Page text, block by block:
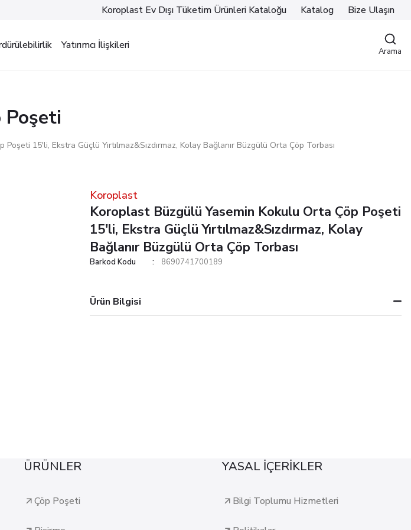
Koroplast Ev Dışı Tüketim Ürünleri Kataloğu Katalog Bize Ulaşın
Yatırımcı İlişkileri Arama
Poşeti
15'li, Ekstra Güçlü Yırtılmaz&Sızdırmaz, Kolay Bağlanır Büzgülü Orta Çöp Torbası
Koroplast
Koroplast Büzgülü Yasemin Kokulu Orta Çöp Poşeti
15'li, Ekstra Güçlü Yırtılmaz&Sızdırmaz, Kolay
Bağlanır Büzgülü Orta Çöp Torbası
Barkod Kodu 8690741700189
Ürün Bilgisi
ÜRÜNLER
Çöp Poşeti
YASAL İÇERİKLER
Bilgi Toplumu Hizmetleri